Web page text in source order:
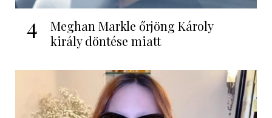
4
Meghan Markle őrjöng Károly
király döntése miatt